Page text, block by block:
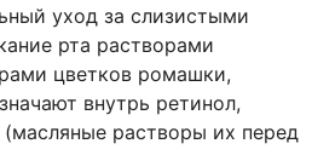
уход за слизистыми
рта растворами
цветков ромашки,
внутрь ретинол,
растворы их перед